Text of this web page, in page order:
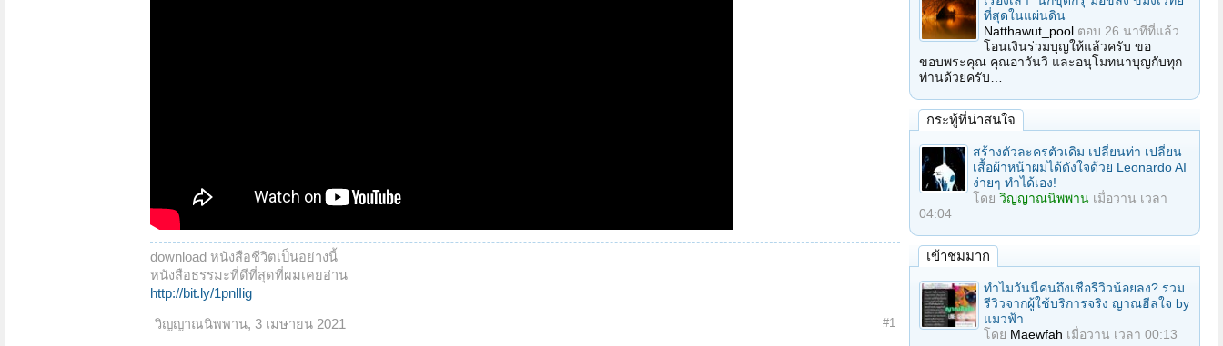
download หนังสือชีวิตเป็นอย่างนี้
หนังสือธรรมะที่ดีที่สุดที่ผมเคยอ่าน
http://bit.ly/1pnlIig
วิญญาณนิพพาน, 3 เมษายน 2021 #1
ที่สุดในแผ่นดิน
Natthawut_pool ตอบ 26 นาทีที่แล้ว
โอนเงินร่วมบุญให้แล้วครับ ขอ
ขอบพระคุณ คุณอาวันวิ และอนุโมทนาบุญกับทุก
ท่านด้วยครับ…
กระทู้ที่น่าสนใจ
สร้างตัวละครตัวเดิม เปลี่ยนท่า เปลี่ยน
เสื้อผ้าหน้าผมได้ดังใจด้วย Leonardo AI
ง่ายๆ ทำได้เอง!
โดย วิญญาณนิพพาน เมื่อวาน เวลา
04:04
เข้าชมมาก
ทำไมวันนี้คนถึงเชื่อรีวิวน้อยลง? รวม
รีวิวจากผู้ใช้บริการจริง ญาณฮีลใจ by
แมวฟ้า
โดย Maewfah เมื่อวาน เวลา 00:13